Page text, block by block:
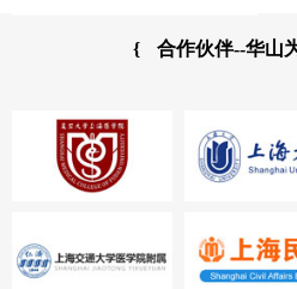
{ 合作伙伴--华山